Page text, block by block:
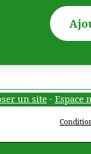
un site- Espace